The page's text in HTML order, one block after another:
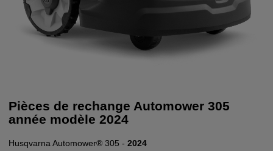
Pièces de rechange Automower 305
année modèle 2024
Husqvarna Automower® 305 - 2024